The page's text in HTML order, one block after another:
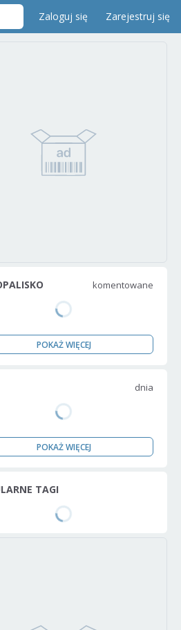
Zaloguj się Zarejestruj się
komentowane
POKAŻ WIĘCEJ
dnia
POKAŻ WIĘCEJ
TAGI